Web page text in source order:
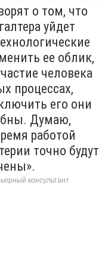
о том, что
уйдет
ее облик,
человека
процессах,
его они
Думаю,
работой
точно будут
консультант